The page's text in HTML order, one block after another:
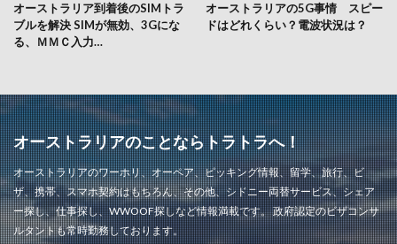
オーストラリア到着後のSIMトラ
ブルを解決 SIMが無効、3Gにな
る、ＭＭＣ入力…
オーストラリアの5G事情 スピー
ドはどれくらい？電波状況は？
オーストラリアのことならトラトラへ！
オーストラリアのワーホリ、オーペア、ピッキング情報、留学、旅行、ビ
ザ、携帯、スマホ契約はもちろん、その他、シドニー両替サービス、シェア
ー探し、仕事探し、WWOOF探しなど情報満載です。 政府認定のビザコンサ
ルタントも常時勤務しております。